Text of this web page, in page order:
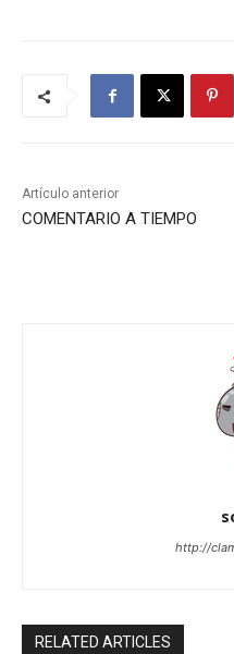
Artículo anterior
COMENTARIO A TIEMPO
http://
RELATED ARTICLES